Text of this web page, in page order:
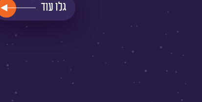
קרא
עוד
על
גלו עוד